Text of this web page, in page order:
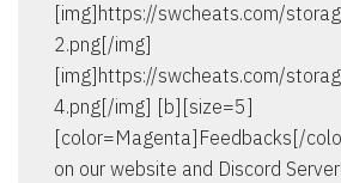
[img]https://swcheats.com/
2.png[/img]
[img]https://swcheats.com/
4.png[/img] [b][size=5]
[color=Magenta]Feedbacks[/
on our website and Discord